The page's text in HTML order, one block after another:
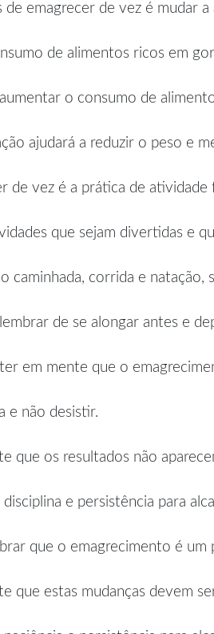
emagrecer de vez é mudar a
de alimentos ricos em
o consumo de
ajudará a reduzir o peso e
de vez é a prática de atividade
que sejam divertidas e
caminhada, corrida e
de se alongar antes e
em mente que o
e não desistir.
que os resultados não
e persistência para
que o emagrecimento é
que estas mudanças devem